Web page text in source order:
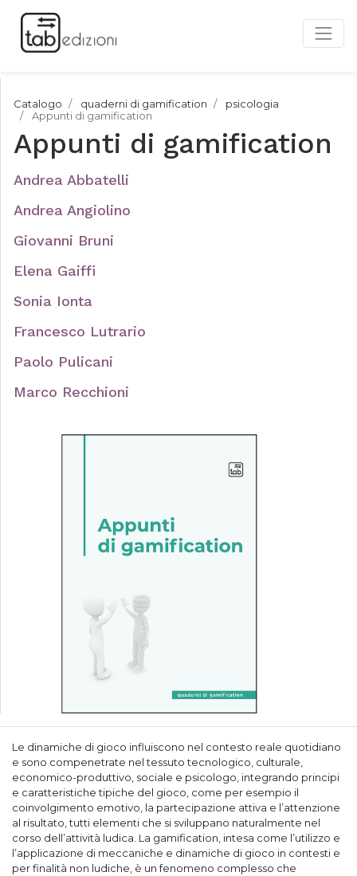
Catalogo quaderni di gamification
psicologia
Appunti di gamification
Appunti di gamification
Andrea Abbatelli
Andrea Angiolino
Giovanni Bruni
Elena Gaiffi
Sonia Ionta
Francesco Lutrario
Paolo Pulicani
Marco Recchioni
Le dinamiche di gioco influiscono nel contesto reale quotidiano
e sono compenetrate nel tessuto tecnologico, culturale,
economico-produttivo, sociale e psicologo, integrando principi
e caratteristiche tipiche del gioco, come per esempio il
coinvolgimento emotivo, la partecipazione attiva e l’attenzione
al risultato, tutti elementi che si sviluppano naturalmente nel
corso dell’attività ludica. La gamification, intesa come l’utilizzo e
l’applicazione di meccaniche e dinamiche di gioco in contesti e
per finalità non ludiche, è un fenomeno complesso che